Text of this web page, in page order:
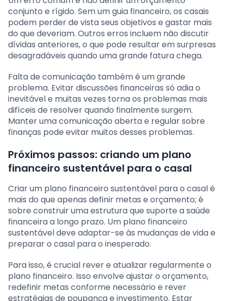
conjunto e rígido. Sem um guia financeiro, os casais
podem perder de vista seus objetivos e gastar mais
do que deveriam. Outros erros incluem não discutir
dívidas anteriores, o que pode resultar em surpresas
desagradáveis quando uma grande fatura chega.
Falta de comunicação também é um grande
problema. Evitar discussões financeiras só adia o
inevitável e muitas vezes torna os problemas mais
difíceis de resolver quando finalmente surgem.
Manter uma comunicação aberta e regular sobre
finanças pode evitar muitos desses problemas.
Próximos passos: criando um plano
financeiro sustentável para o casal
Criar um plano financeiro sustentável para o casal é
mais do que apenas definir metas e orçamento; é
sobre construir uma estrutura que suporte a saúde
financeira a longo prazo. Um plano financeiro
sustentável deve adaptar-se às mudanças de vida e
preparar o casal para o inesperado.
Para isso, é crucial rever e atualizar regularmente o
plano financeiro. Isso envolve ajustar o orçamento,
redefinir metas conforme necessário e rever
estratégias de poupança e investimento. Estar